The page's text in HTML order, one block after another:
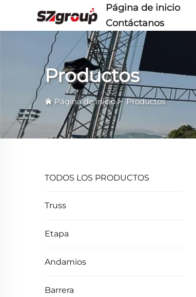
Página de inicio
Contáctanos
Productos
Página de inicio>Productos
TODOS LOS PRODUCTOS
Truss
Etapa
Andamios
Barrera